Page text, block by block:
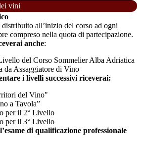
vini
all’inizio del corso ad ogni
compreso nella quota di partecipazione.
anche:
del Corso Sommelier Alba Adriatica
da Assaggiatore di Vino
i livelli successivi riceverai:
del Vino"
a Tavola”
per il 2° Livello
per il 3° Livello
di qualificazione professionale